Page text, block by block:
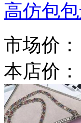
高仿包
市场价：
本店价：